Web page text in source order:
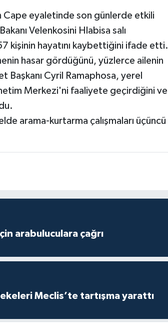
Cape eyaletinde son günlerde etkili
Velenkosini Hlabisa salı
kişinin hayatını kaybettiğini ifade etti.
hasar gördüğünü, yüzlerce ailenin
Başkanı Cyril Ramaphosa, yerel
Merkezi'ni faaliyete geçirdiğini ve
arama-kurtarma çalışmaları üçüncü
arabuluculara çağrı
Meclis’te tartışma yarattı